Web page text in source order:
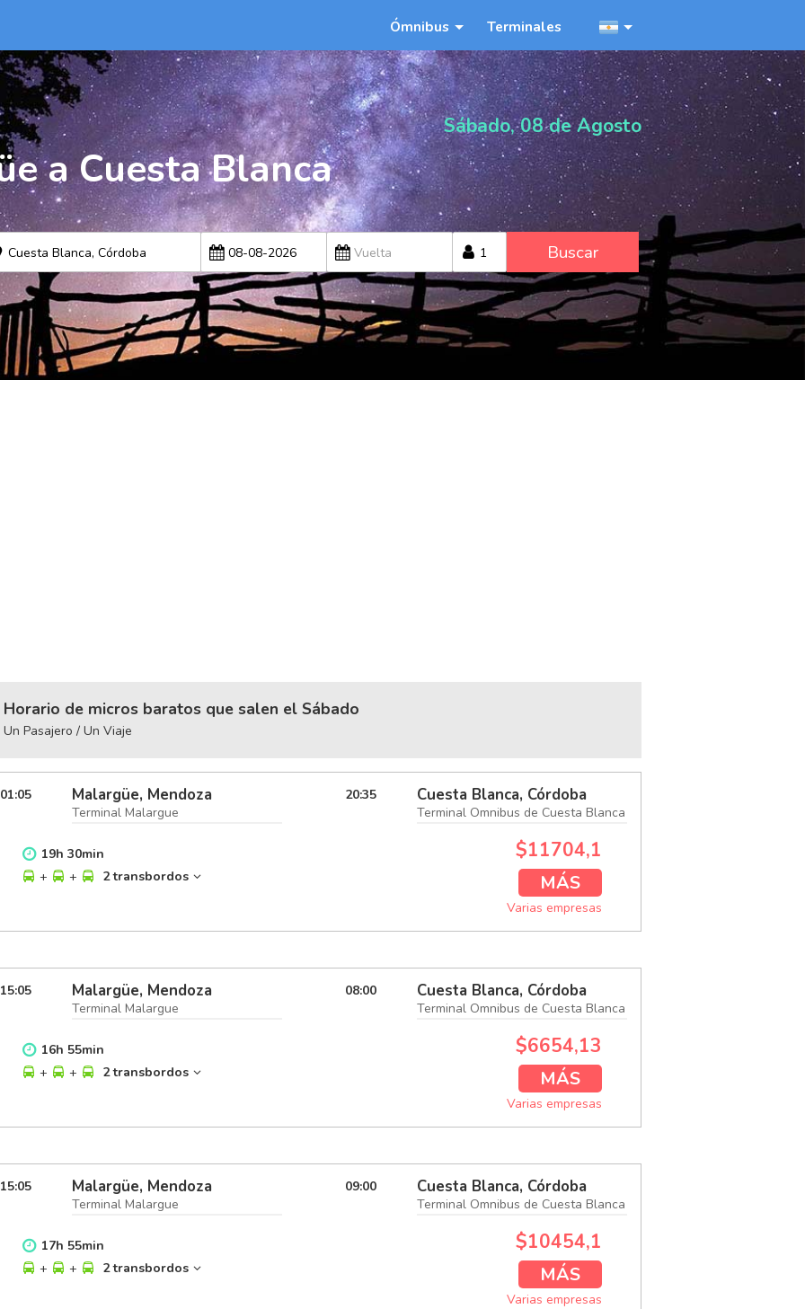
Ómnibus Terminales
Sábado, 08 de Agosto
a Cuesta Blanca
Buscar
Horario de micros baratos que salen el Sábado
Un Pasajero / Un Viaje
01:05 Malargüe, Mendoza
Terminal Malargue
20:35 Cuesta Blanca, Córdoba
Terminal Omnibus de Cuesta Blanca
19h 30min
+
+ 2 transbordos
$11704,1
MÁS
Varias empresas
15:05 Malargüe, Mendoza
Terminal Malargue
08:00 Cuesta Blanca, Córdoba
Terminal Omnibus de Cuesta Blanca
16h 55min
+
+ 2 transbordos
$6654,13
MÁS
Varias empresas
15:05 Malargüe, Mendoza
Terminal Malargue
09:00 Cuesta Blanca, Córdoba
Terminal Omnibus de Cuesta Blanca
17h 55min
+
+ 2 transbordos
$10454,1
MÁS
Varias empresas